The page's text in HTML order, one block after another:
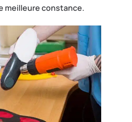
meilleure constance.